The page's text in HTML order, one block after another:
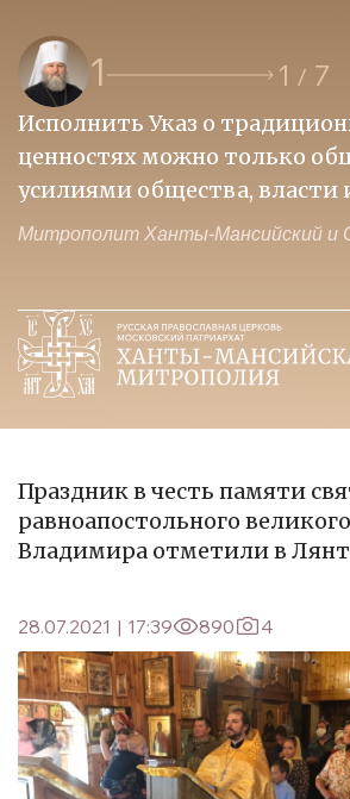
1 1 / 7
Исполнить Указ о
ценностях можно только
усилиями общества, власти
Митрополит Ханты-Мансийский и
Праздник в честь памяти
равноапостольного
Владимира отметили в
28.07.2021 | 17:39 890 4